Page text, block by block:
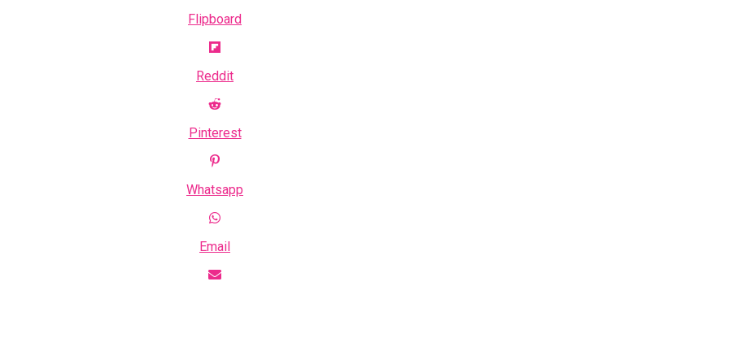
Yol Yardım | Tavşanlı Lastikçi Oto Lastik
Taşımacılık Ve Okul Servisler
Flipboard
Reddit
Pinterest
Whatsapp
Email